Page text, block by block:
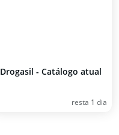
Drogasil - Catálogo atual
resta 1 dia